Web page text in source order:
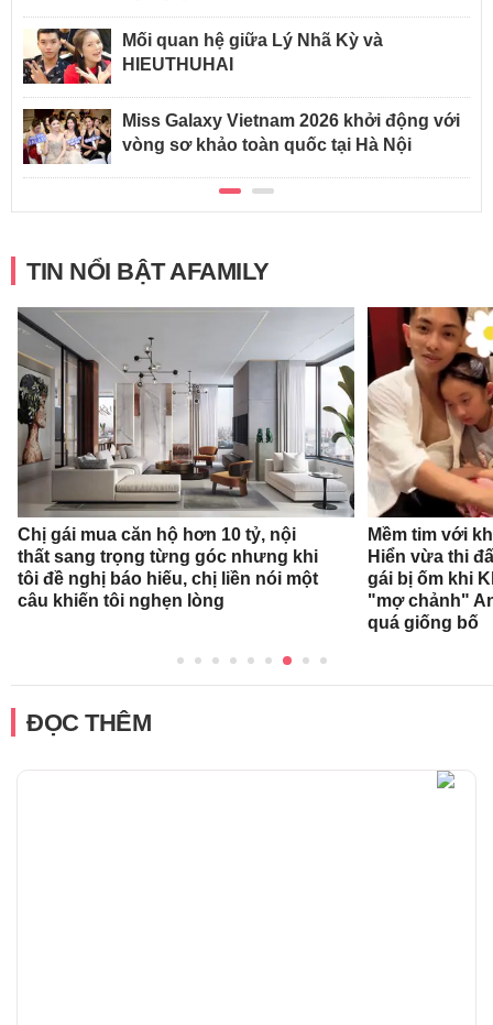
Mối quan hệ giữa Lý Nhã Kỳ và
HIEUTHUHAI
Miss Galaxy Vietnam 2026 khởi động với
vòng sơ khảo toàn quốc tại Hà Nội
TIN NỔI BẬT AFAMILY
Chị gái mua căn hộ hơn 10 tỷ, nội
thất sang trọng từng góc nhưng khi
tôi đề nghị báo hiếu, chị liền nói một
câu khiến tôi nghẹn lòng
Mềm tim với
Hiển vừa thi
gái bị ốm khi
"mợ chảnh"
quá giống bố
ĐỌC THÊM